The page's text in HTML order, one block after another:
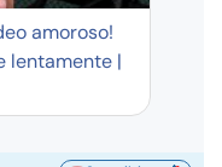
amoroso!
lentamente |